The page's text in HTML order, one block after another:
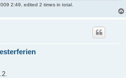
2:49, edited 2 times in total.